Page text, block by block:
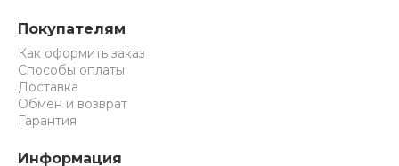
Покупателям
Как оформить заказ
Способы оплаты
Доставка
Обмен и возврат
Гарантия
Информация